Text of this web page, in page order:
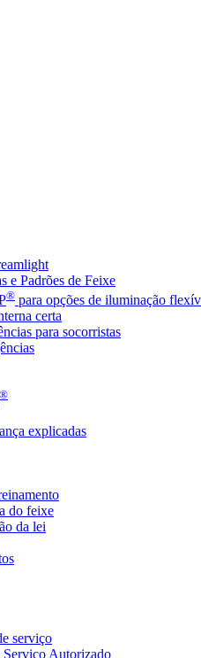
e Padrões de Feixe
® para opções de iluminação
certa
para socorristas
®
explicadas
do feixe
da lei
serviço
Serviço Autorizado